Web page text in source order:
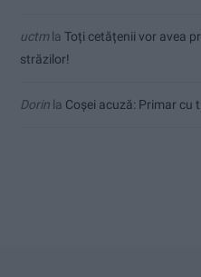
uctmla Toți cetățenii vor avea
străzilor!
Dorin la Coșei acuză: Primar cu